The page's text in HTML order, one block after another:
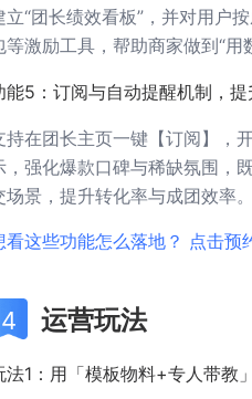
立“团长绩效看板”，并对用户
等激励工具，帮助商家做到“用
能5：订阅与自动提醒机制，
持在团长主页一键【订阅】，
，强化爆款口碑与稀缺氛围，
场景，提升转化率与成团效率。
看这些功能怎么落地？ 点击
运营玩法
法1：用「模板物料+专人带教